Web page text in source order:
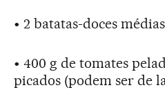
• 2 batatas-doces médias
• 400 g de tomates
picados (podem ser de